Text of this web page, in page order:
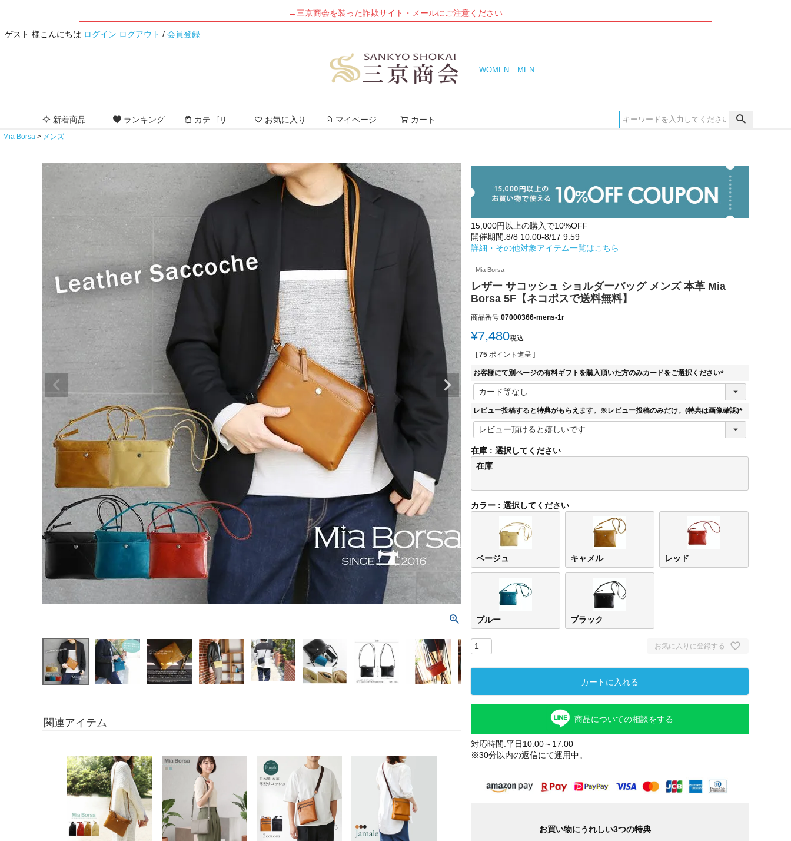
→三京商会を装った詐欺サイト・メールにご注意ください
ゲスト 様こんにちは ログイン ログアウト / 会員登録
WOMEN MEN
新着商品 ランキング カテゴリ お気に入り マイページ カート
Mia Borsa メンズ
関連アイテム
15,000円以上の購入で10%OFF
開催期間:8/8 10:00-8/17 9:59
詳細・その他対象アイテム一覧はこちら
Mia Borsa
レザー サコッシュ ショルダーバッグ メンズ 本革 Mia
Borsa 5F【ネコポスで送料無料】
商品番号 07000366-mens-1r
¥7,480税込
[ 75 ポイント進呈 ]
お客様にて別ページの有料ギフトを購入頂いた方のみカードをご選択ください
(
須
レビュー投稿すると特典がもらえます。※レビュー投稿のみだけ。(特典は画像確認)
(
)
在庫
選択してください
在庫
カラー 選択してください
ベージュ キャメル レッド
ブルー ブラック
お気に入りに登録する
カートに入れる
商品についての相談をする
対応時間:平日10:00～17:00
※30分以内の返信にて運用中。
お買い物にうれしい3つの特典